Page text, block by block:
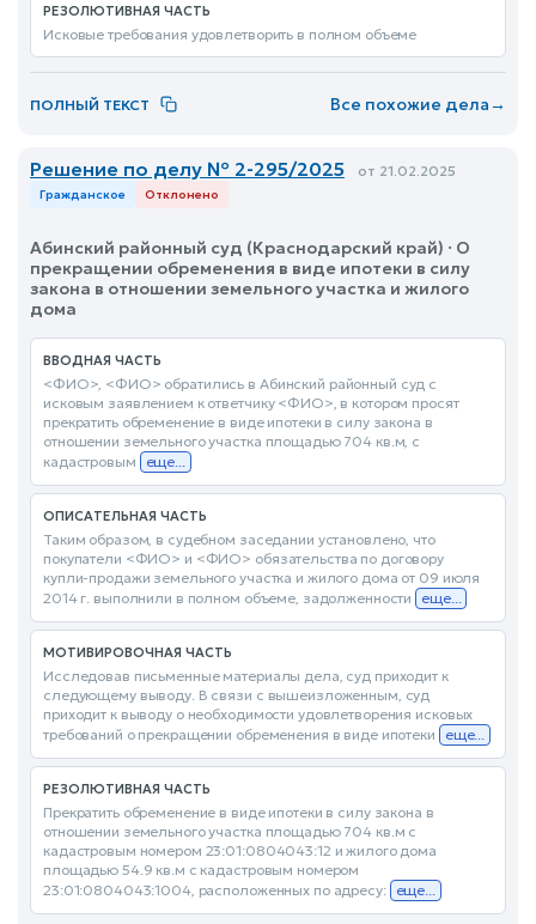
РЕЗОЛЮТИВНАЯ ЧАСТЬ
Исковые требования удовлетворить в полном объеме
ПОЛНЫЙ ТЕКСТ Все похожие дела→
Решение по делу № 2-295/2025 от 21.02.2025
Гражданское Отклонено
Абинский районный суд (Краснодарский край) · О
прекращении обременения в виде ипотеки в силу
закона в отношении земельного участка и жилого
дома
ВВОДНАЯ ЧАСТЬ
<ФИО>, <ФИО> обратились в Абинский районный суд с
исковым заявлением к ответчику <ФИО>, в котором просят
прекратить обременение в виде ипотеки в силу закона в
отношении земельного участка площадью 704 кв.м, с
кадастровым
еще...
ОПИСАТЕЛЬНАЯ ЧАСТЬ
Таким образом, в судебном заседании установлено, что
покупатели <ФИО> и <ФИО> обязательства по договору
купли-продажи земельного участка и жилого дома от 09 июля
2014 г. выполнили в полном объеме, задолженности еще...
МОТИВИРОВОЧНАЯ ЧАСТЬ
Исследовав письменные материалы дела, суд приходит к
следующему выводу. В связи с вышеизложенным, суд
приходит к выводу о необходимости удовлетворения исковых
требований о прекращении обременения в виде ипотеки
еще...
РЕЗОЛЮТИВНАЯ ЧАСТЬ
Прекратить обременение в виде ипотеки в силу закона в
отношении земельного участка площадью 704 кв.м с
кадастровым номером 23:01:0804043:12 и жилого дома
площадью 54.9 кв.м с кадастровым номером
23:01:0804043:1004, расположенных по адресу: еще...